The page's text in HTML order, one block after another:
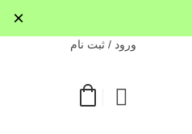
×
ورود / ثبت نام